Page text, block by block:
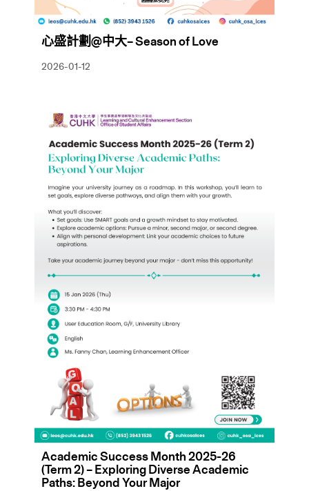
心盛計劃@中大– Season of Love
2026-01-12
Academic Success Month 2025-26
(Term 2) – Exploring Diverse Academic
Paths: Beyond Your Major